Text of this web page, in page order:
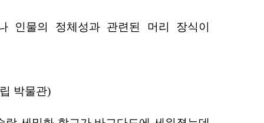
인물의 정체성과 관련된 머리 장식이
박물관)